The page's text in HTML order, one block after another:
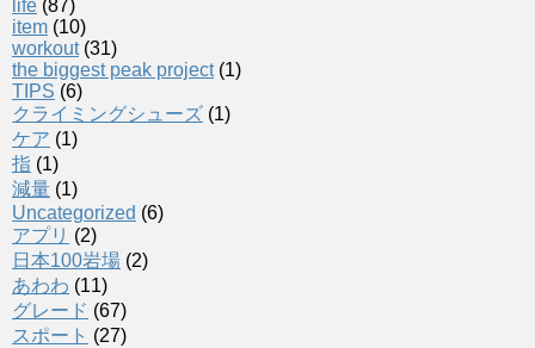
life (87)
item (10)
workout(31)
the biggest peak project(1)
TIPS (6)
クライミングシューズ (1)
ケア (1)
指 (1)
減量 (1)
Uncategorized (6)
アプリ (2)
日本100岩場 (2)
あわわ (11)
グレード (67)
スポート (27)